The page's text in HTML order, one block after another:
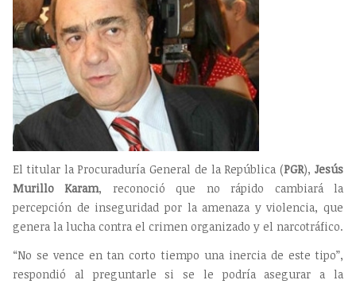
El titular la Procuraduría General de la República (PGR),Jesús
Murillo Karam, reconoció que no rápido cambiará la
percepción de inseguridad por la amenaza y violencia, que
genera la lucha contra el crimen organizado y el narcotráfico.
“No se vence en tan corto tiempo una inercia de este tipo”,
respondió al preguntarle si se le podría asegurar a la